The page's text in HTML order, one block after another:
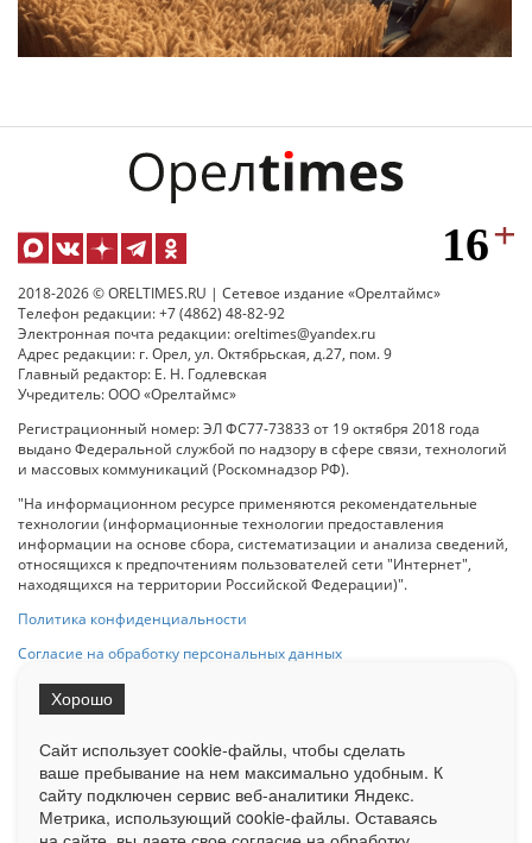
2018-2026 © ORELTIMES.RU | Сетевое издание «Орелтаймс»
Телефон редакции: +7 (4862) 48-82-92
Электронная почта редакции: oreltimes@yandex.ru
Адрес редакции: г. Орел, ул. Октябрьская, д.27, пом. 9
Главный редактор: Е. Н. Годлевская
Учредитель: ООО «Орелтаймс»
Регистрационный номер: ЭЛ ФС77-73833 от 19 октября 2018 года
выдано Федеральной службой по надзору в сфере связи, технологий
и массовых коммуникаций (Роскомнадзор РФ).
"На информационном ресурсе применяются рекомендательные
технологии (информационные технологии предоставления
информации на основе сбора, систематизации и анализа сведений,
относящихся к предпочтениям пользователей сети "Интернет",
находящихся на территории Российской Федерации)".
Политика конфиденциальности
Согласие на обработку персональных данных
на Сетевое издание «ОрелТаймс» обязательна.
Ограниченная статистика посещаемости доступна на сайте
Liveinternet.ru . Подробная статистика для рекламодателей по запросу
у менеджера.
Сайт использует cookie-файлы, чтобы сделать
ваше пребывание на нем максимально удобным. К
cайту подключен сервис веб-аналитики Яндекс.
Метрика, использующий cookie-файлы. Оставаясь
Хорошо